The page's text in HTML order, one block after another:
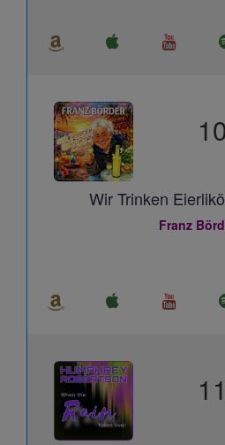
10
Wir Trinken
Franz
11